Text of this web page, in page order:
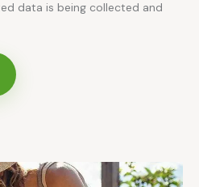
data is being collected and